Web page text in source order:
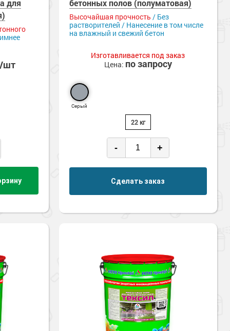
Химстойкие
для
шт
бетонных полов (полуматовая)
Высочайшая прочность / Без
растворителей / Нанесение в том числе
на влажный и свежий бетон
Изготавливается под заказ
Цена: по запросу
Серый
22 кг
- +
Сделать заказ